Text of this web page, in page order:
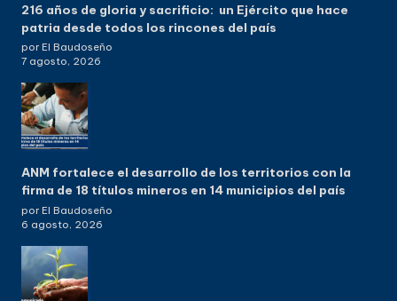
216 años de gloria y sacrificio: un Ejército que hace
patria desde todos los rincones del país
por El Baudoseño
7 agosto, 2026
ANM fortalece el desarrollo de los territorios con la
firma de 18 títulos mineros en 14 municipios del país
por El Baudoseño
6 agosto, 2026